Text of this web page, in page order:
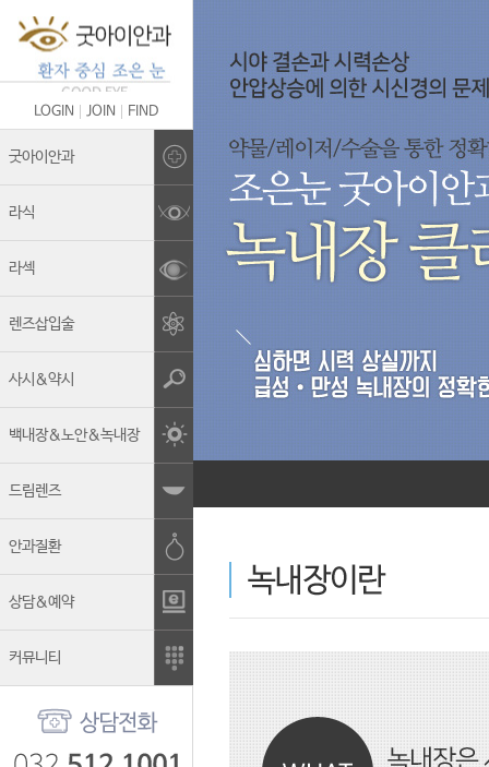
LOGIN JOIN FIND
굿아이안과
라식
라섹
렌즈삽입술
사시&약시
백내장&노안&녹내장
드림렌즈
안과질환
상담&예약
커뮤니티
Brand Story
의료진 소개
굿아이안과의 차별화
안전관리&멸균소독
보유장비
진료안내
오시는길